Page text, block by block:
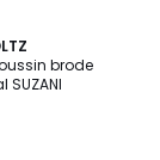
brode
persane floral SUZANI